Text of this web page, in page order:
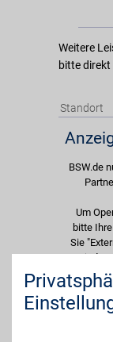
Weitere
bitte direkt
Standort
BSW.de
Um
bitte
Sie